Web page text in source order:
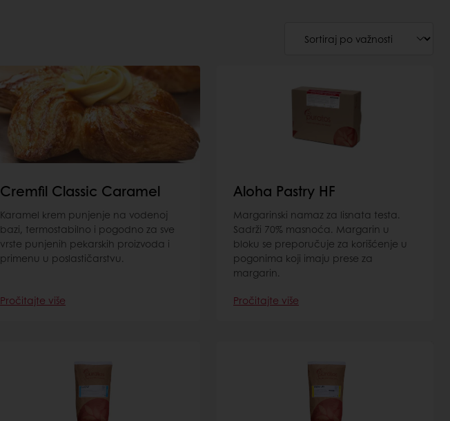
Cremfil Classic Caramel
Karamel krem punjenje na vodenoj
bazi, termostabilno i pogodno za sve
vrste punjenih pekarskih proizvoda i
primenu u poslastičarstvu.
Pročitajte više
Aloha Pastry HF
Margarinski namaz za lisnata testa.
Sadrži 70% masnoća. Margarin u
bloku se preporučuje za korišćenje u
pogonima koji imaju prese za
margarin.
Pročitajte više